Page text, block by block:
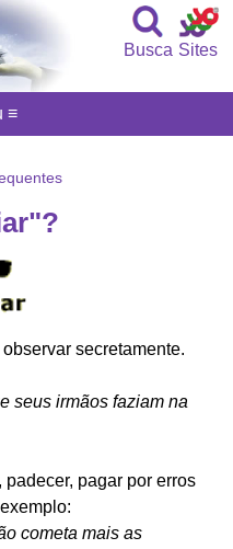
Sites
Busca
secretamente.
seus irmãos faziam na
pagar por erros
cometa mais as